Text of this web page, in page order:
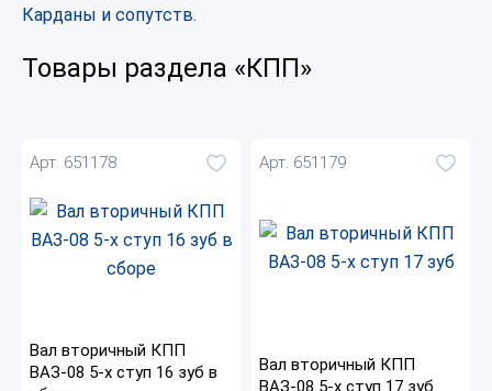
Карданы и сопутств.
Товары раздела «КПП»
Арт. 651178
Вал вторичный КПП
ВАЗ-08 5-х ступ 16 зуб в
Арт. 651179
Вал вторичный КПП
ВАЗ-08 5-х ступ 17 зуб